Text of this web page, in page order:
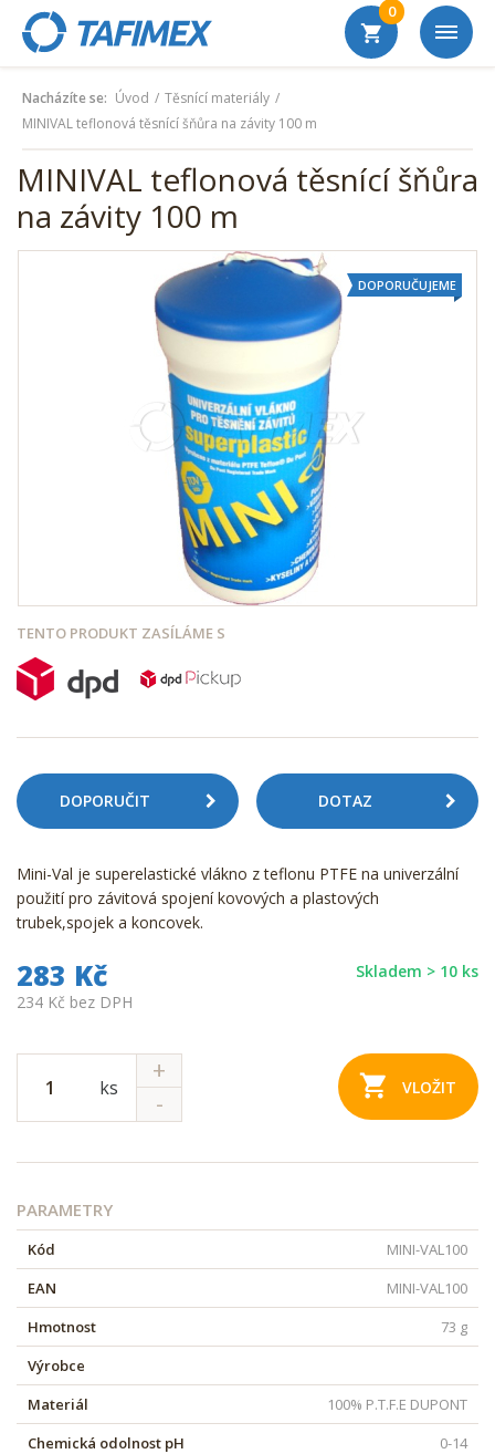
0
Nacházíte se: Úvod
Těsnící materiály
MINIVAL teflonová těsnící šňůra na závity 100 m
MINIVAL teflonová těsnící šňůra
na závity 100 m
DOPORUČUJEME
TENTO PRODUKT ZASÍLÁME S
DOPORUČIT DOTAZ
Mini-Val je superelastické vlákno z teflonu PTFE na univerzální
použití pro závitová spojení kovových a plastových
trubek,spojek a koncovek.
283 Kč
234 Kč bez DPH
Skladem > 10 ks
ks VLOŽIT
PARAMETRY
Kód
MINI-VAL100
EAN
MINI-VAL100
Hmotnost
73 g
Výrobce
Materiál
100% P.T.F.E DUPONT
Chemická odolnost pH
0-14